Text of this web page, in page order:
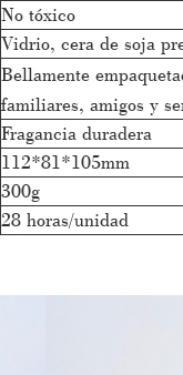
No tóxico
Vidrio, cera de soja
Bellamente
familiares, amigos y
Fragancia duradera
112*81*105mm
300g
28 horas/unidad